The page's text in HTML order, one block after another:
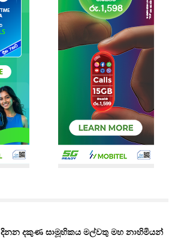
දිනන දකුණ සාමූහිකය මල්වතු මහ නාහිමියන්